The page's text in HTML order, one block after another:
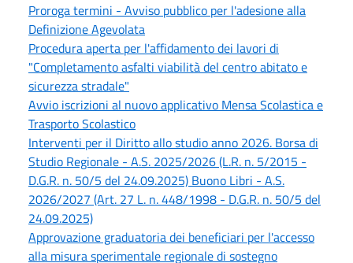
Proroga termini - Avviso pubblico per l'adesione alla
Definizione Agevolata
Procedura aperta per l'affidamento dei lavori di
"Completamento asfalti viabilità del centro abitato e
sicurezza stradale"
Avvio iscrizioni al nuovo applicativo Mensa Scolastica e
Trasporto Scolastico
Interventi per il Diritto allo studio anno 2026. Borsa di
Studio Regionale - A.S. 2025/2026 (L.R. n. 5/2015 -
D.G.R. n. 50/5 del 24.09.2025) Buono Libri - A.S.
2026/2027 (Art. 27 L. n. 448/1998 - D.G.R. n. 50/5 del
24.09.2025)
Approvazione graduatoria dei beneficiari per l'accesso
alla misura sperimentale regionale di sostegno